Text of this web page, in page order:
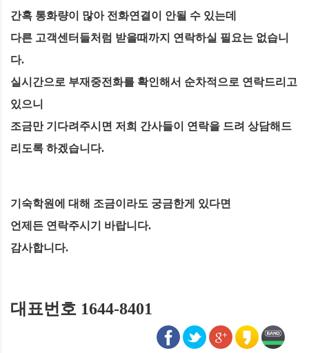
간혹 통화량이 많아 전화연결이 안될 수 있는데
다른 고객센터들처럼 받을때까지 연락하실 필요는 없습니
다.
실시간으로 부재중전화를 확인해서 순차적으로 연락드리고
있으니
조금만 기다려주시면 저희 간사들이 연락을 드려 상담해드
리도록 하겠습니다.
기숙학원에 대해 조금이라도 궁금한게 있다면
언제든 연락주시기 바랍니다.
감사합니다.
대표번호 1644-8401